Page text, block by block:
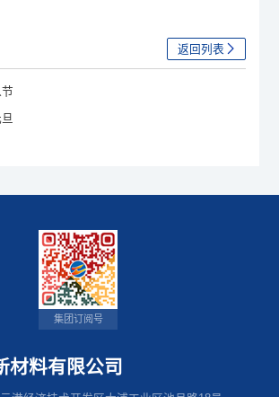
返回列表
集团订阅号
材料有限公司